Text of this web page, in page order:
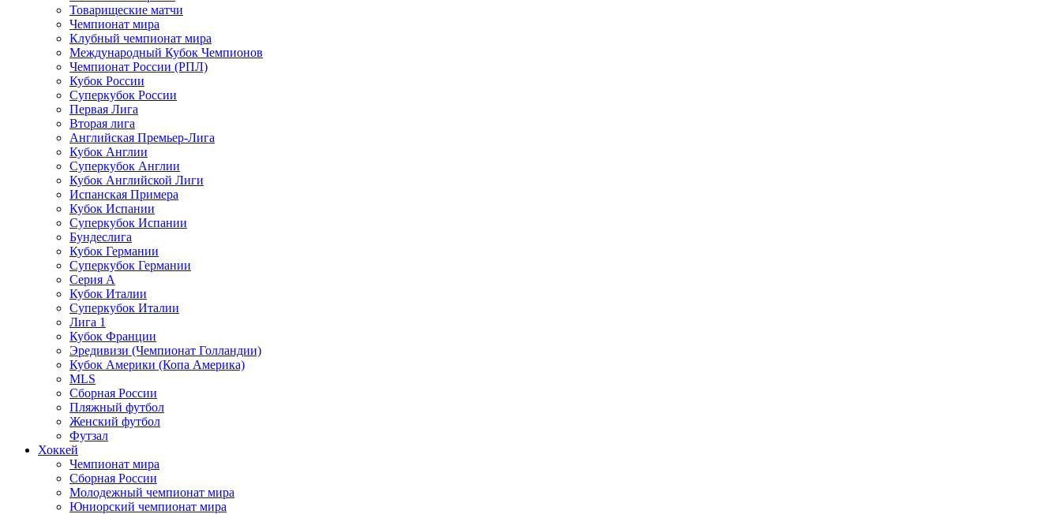
Товарищеские матчи
Чемпионат мира
Клубный чемпионат мира
Международный Кубок Чемпионов
Чемпионат России (РПЛ)
Кубок России
Суперкубок России
Первая Лига
Вторая лига
Английская Премьер-Лига
Кубок Англии
Суперкубок Англии
Кубок Английской Лиги
Испанская Примера
Кубок Испании
Суперкубок Испании
Бундеслига
Кубок Германии
Суперкубок Германии
Серия А
Кубок Италии
Суперкубок Италии
Лига 1
Кубок Франции
Эредивизи (Чемпионат Голландии)
Кубок Америки (Копа Америка)
MLS
Сборная России
Пляжный футбол
Женский футбол
Футзал
Хоккей
Чемпионат мира
Сборная России
Молодежный чемпионат мира
Юниорский чемпионат мира